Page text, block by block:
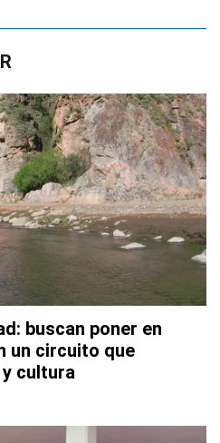
buscan poner en
un circuito que
cultura